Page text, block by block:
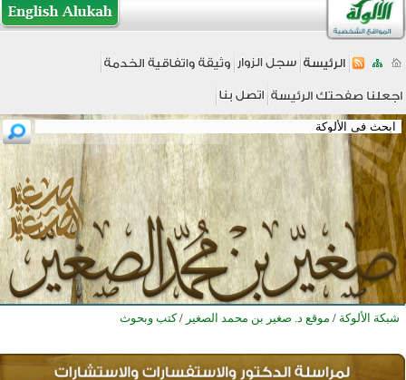
شبكة الألوكة / موقع د. صغير بن محمد الصغير / كتب وبحوث